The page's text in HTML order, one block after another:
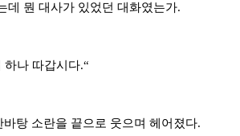
데 뭔 대사가 있었던 대화였는가.
하나 따갑시다.“
바탕 소란을 끝으로 웃으며 헤어졌다.